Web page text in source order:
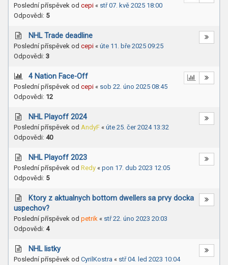
Poslední příspěvek od cepi « stř 07. kvě 2025 18:00
Odpovědi: 5
NHL Trade deadline
Poslední příspěvek od cepi « úte 11. bře 2025 09:25
Odpovědi: 3
4 Nation Face-Off
Poslední příspěvek od cepi « sob 22. úno 2025 08:45
Odpovědi: 12
NHL Playoff 2024
Poslední příspěvek od AndyF « úte 25. čer 2024 13:32
Odpovědi: 40
NHL Playoff 2023
Poslední příspěvek od Redy « pon 17. dub 2023 12:05
Odpovědi: 5
Ktory z aktualnych bottom dwellers sa prvy docka
uspechov?
Poslední příspěvek od petrik « stř 22. úno 2023 20:03
Odpovědi: 4
NHL listky
Poslední příspěvek od CyrilKostra « stř 04. led 2023 10:04